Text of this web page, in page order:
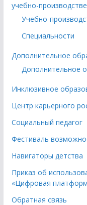
учебно-
Учебно-
Специальности
Дополнительное
Дополнительное
Инклюзивное
Центр карьерного
Социальный педагог
Фестиваль
Навигаторы детства
Приказ об
«Цифровая
Обратная связь